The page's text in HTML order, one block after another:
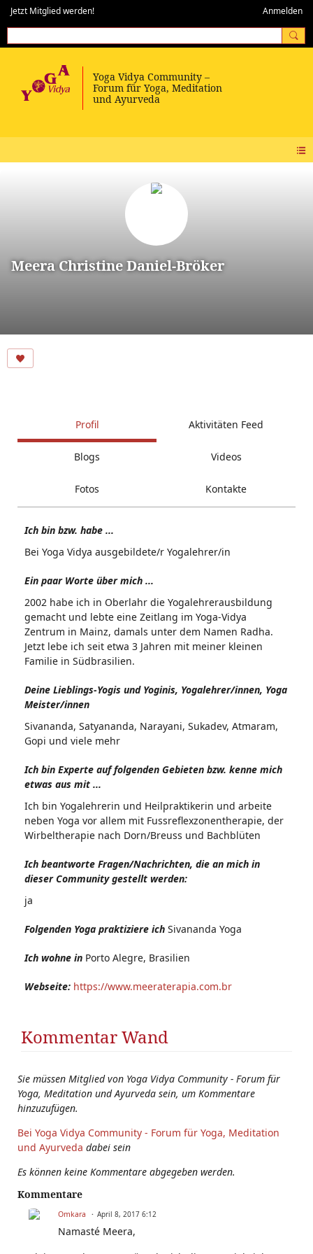
Jetzt Mitglied werden! Anmelden
Meera Christine Daniel-Bröker
Profil Aktivitäten Feed
Blogs Videos
Fotos Kontakte
Ich bin bzw. habe ...
Bei Yoga Vidya ausgebildete/r Yogalehrer/in
Ein paar Worte über mich ...
2002 habe ich in Oberlahr die Yogalehrerausbildung
gemacht und lebte eine Zeitlang im Yoga-Vidya
Zentrum in Mainz, damals unter dem Namen Radha.
Jetzt lebe ich seit etwa 3 Jahren mit meiner kleinen
Familie in Südbrasilien.
Deine Lieblings-Yogis und Yoginis, Yogalehrer/innen, Yoga
Meister/innen
Sivananda, Satyananda, Narayani, Sukadev, Atmaram,
Gopi und viele mehr
Ich bin Experte auf folgenden Gebieten bzw. kenne mich
etwas aus mit ...
Ich bin Yogalehrerin und Heilpraktikerin und arbeite
neben Yoga vor allem mit Fussreflexzonentherapie, der
Wirbeltherapie nach Dorn/Breuss und Bachblüten
Ich beantworte Fragen/Nachrichten, die an mich in
dieser Community gestellt werden:
ja
Folgenden Yoga praktiziere ich Sivananda Yoga
Ich wohne in Porto Alegre, Brasilien
Webseite: https://www.meeraterapia.com.br
Kommentar Wand
Sie müssen Mitglied von Yoga Vidya Community - Forum für
Yoga, Meditation und Ayurveda sein, um Kommentare
hinzuzufügen.
Bei Yoga Vidya Community - Forum für Yoga, Meditation
und Ayurveda dabei sein
Es können keine Kommentare abgegeben werden.
Kommentare
Omkara April 8, 2017 6:12
Namasté Meera,